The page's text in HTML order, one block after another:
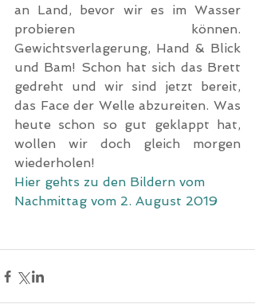
an Land, bevor wir es im Wasser
probieren können.
Gewichtsverlagerung, Hand & Blick
und Bam! Schon hat sich das Brett
gedreht und wir sind jetzt bereit,
das Face der Welle abzureiten. Was
heute schon so gut geklappt hat,
wollen wir doch gleich morgen
wiederholen!
Hier gehts zu den Bildern vom
Nachmittag vom 2. August 2019